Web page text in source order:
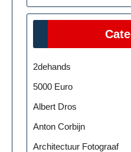
2dehands
5000 Euro
Albert Dros
Anton Corbijn
Architectuur Fotograaf